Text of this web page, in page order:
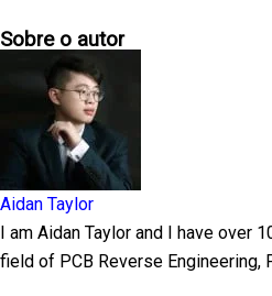
Sobre o autor
Aidan Taylor
I am Aidan Taylor and I have over
field of PCB Reverse Engineering,